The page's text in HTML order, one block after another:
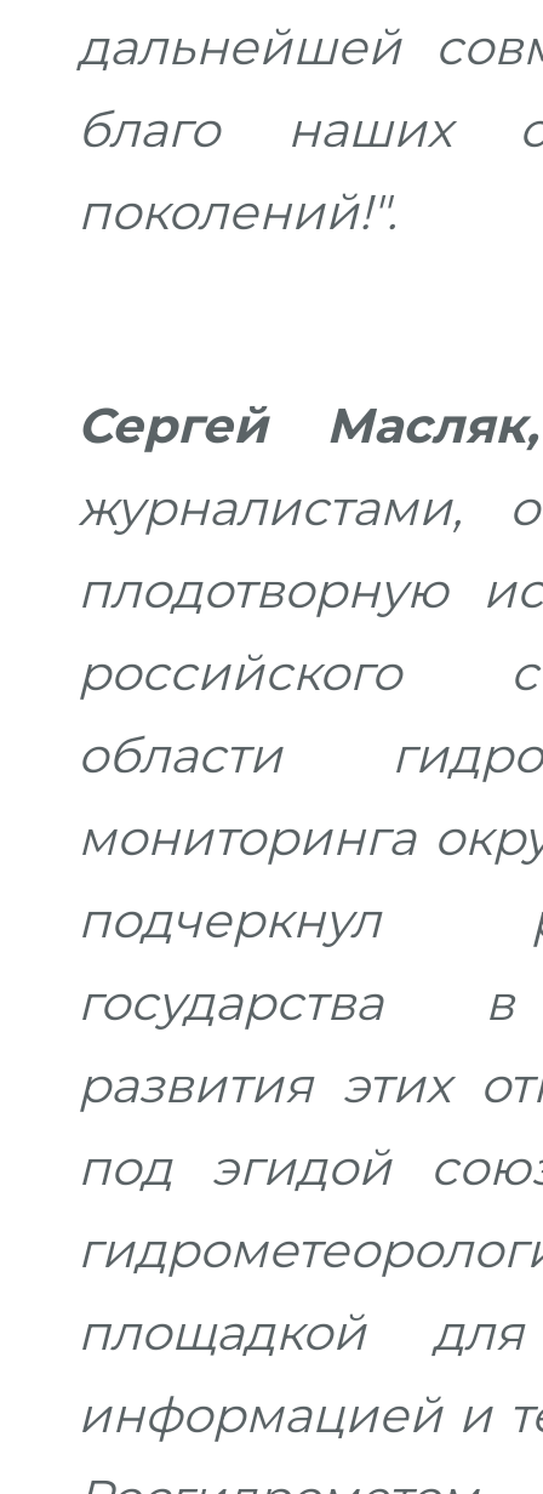
дальнейшей
благо наших
поколений!".
Сергей
журналистами,
плодотворную
российского
области
мониторинга
подчеркнул
государства
развития этих
под эгидой
площадкой
информацией и